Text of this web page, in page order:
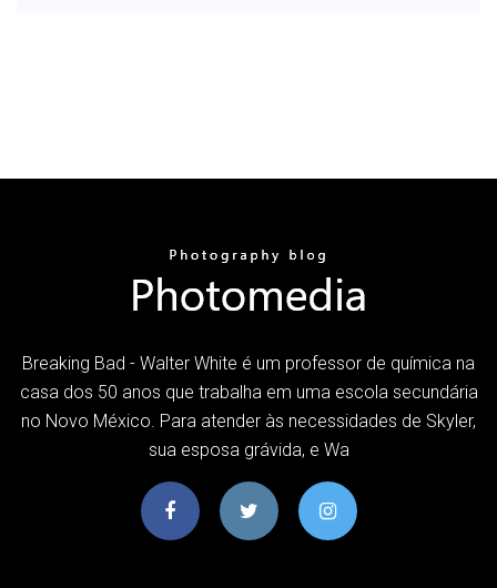
Breaking Bad - Walter White é um professor de química na
casa dos 50 anos que trabalha em uma escola secundária
no Novo México. Para atender às necessidades de Skyler,
sua esposa grávida, e Wa